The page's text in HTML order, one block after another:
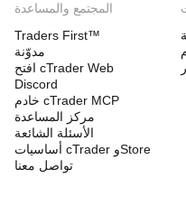
المجتمع والمساعدة
Traders First™
مدوّنة
افتح cTrader Web
Discord
خادم cTrader MCP
مركز المساعدة
الأسئلة الشائعة
أساسيات cTrader وStore
تواصل معنا